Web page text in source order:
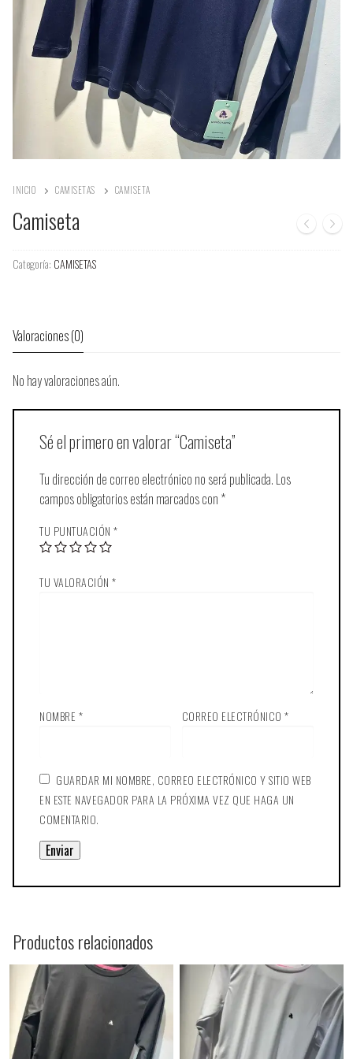
INICIO CAMISETAS CAMISETA
Camiseta
Categoría: CAMISETAS
Valoraciones (0)
No hay valoraciones aún.
Sé el primero en valorar “Camiseta”
Tu dirección de correo electrónico no será publicada. Los
campos obligatorios están marcados con *
TU PUNTUACIÓN *
TU VALORACIÓN *
NOMBRE * CORREO ELECTRÓNICO*
GUARDAR MI NOMBRE, CORREO ELECTRÓNICO Y SITIO WEB
EN ESTE NAVEGADOR PARA LA PRÓXIMA VEZ QUE HAGA UN
COMENTARIO.
Productos relacionados